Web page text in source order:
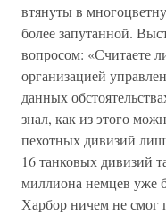
втянуты в
более запутанной.
вопросом: «Считаете
организацией
данных
знал, как из этого
пехотных дивизий
16 танковых дивизий
миллиона немцев уже
Харбор ничем не смог